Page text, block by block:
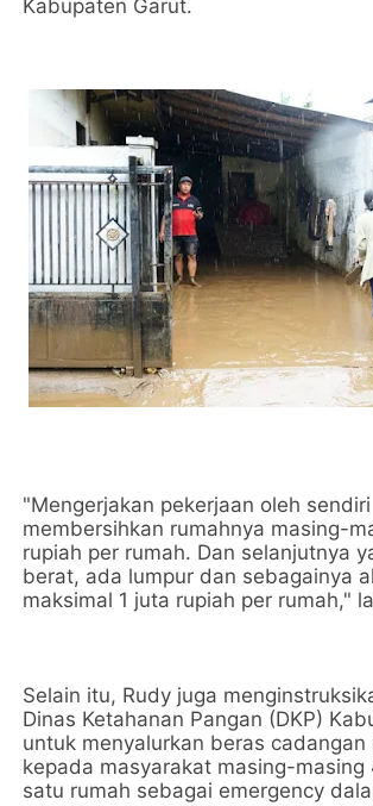
Kabupaten Garut.
"Mengerjakan pekerjaan oleh sendiri
membersihkan rumahnya masing-
rupiah per rumah. Dan selanjutnya
berat, ada lumpur dan sebagainya
maksimal 1 juta rupiah per rumah,"
Selain itu, Rudy juga
Dinas Ketahanan Pangan (DKP)
untuk menyalurkan beras cadangan
kepada masyarakat masing-masing
satu rumah sebagai emergency